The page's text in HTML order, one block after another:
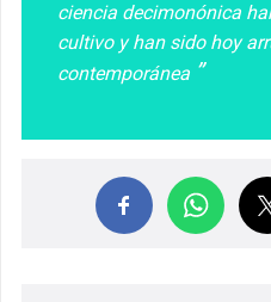
ciencia decimonónica
cultivo y han sido hoy
contemporánea